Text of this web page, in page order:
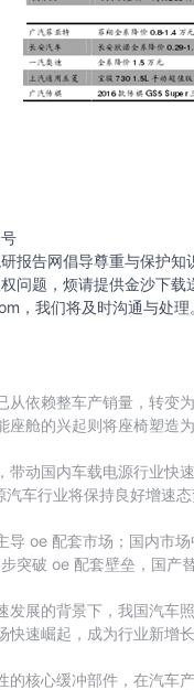
报告网倡导尊重与保护
问题，烦请提供金沙下
，我们将及时沟通与处理
依赖整车产销量，转变
舱的兴起则将座椅塑造
带动国内车载电源行业
车行业将保持良好增速
导 oe 配套市场；国内市
突破 oe 配套壁垒，国产
展的背景下，我国汽车
速崛起，成为行业新增
的核心缓冲部件，在汽